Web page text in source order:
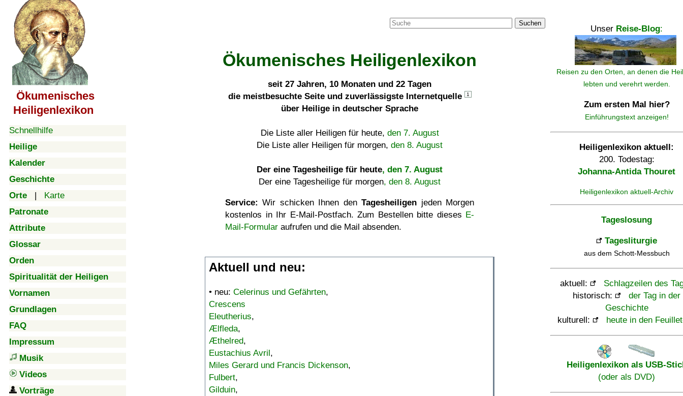
Ökumenisches
Heiligenlexikon
Schnellhilfe
Heilige
Kalender
Geschichte
Orte | Karte
Patronate
Attribute
Glossar
Orden
Spiritualität der Heiligen
Vornamen
Grundlagen
FAQ
Impressum
Musik
Videos
Vorträge
Suchen
Ökumenisches Heiligenlexikon
seit 27 Jahren, 10 Monaten und 22 Tagen
die meistbesuchte Seite und zuverlässigste Internetquelle
1
über Heilige in deutscher Sprache
Die Liste aller Heiligen für heute, den 7. August
Die Liste aller Heiligen für morgen, den 8. August
Der eine Tagesheilige für heute, den 7. August
Der eine Tagesheilige für morgen, den 8. August
Service: Wir schicken Ihnen denTagesheiligen jeden Morgen
kostenlos in Ihr E-Mail-Postfach. Zum Bestellen bitte dieses E-
Mail-Formular aufrufen und die Mail absenden.
Aktuell und neu:
• neu: Celerinus und Gefährten,
Crescens
Eleutherius,
Ælfleda,
Æthelred,
Eustachius Avril,
Miles Gerard und Francis Dickenson,
Fulbert,
Gilduin,
Unser Reise-Blog:
Reisen zu den Orten, an denen die
lebten und verehrt werden.
Zum ersten Mal hier?
Einführungstext anzeigen!
Heiligenlexikon aktuell:
200. Todestag:
Johanna-Antida Thouret
Heiligenlexikon aktuell-Archiv
Tageslosung
Tagesliturgie
aus dem Schott-Messbuch
aktuell:
Schlagzeilen des
historisch:
der Tag in der
Geschichte
kulturell:
heute in den
Heiligenlexikon als USB-
(oder als DVD)